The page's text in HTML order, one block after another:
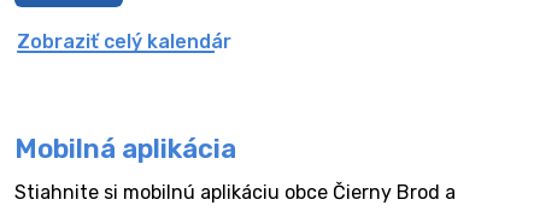
Zobraziť celý kalendár
Mobilná aplikácia
Stiahnite si mobilnú aplikáciu obce Čierny Brod a